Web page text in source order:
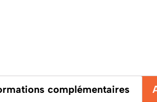
complémentaires